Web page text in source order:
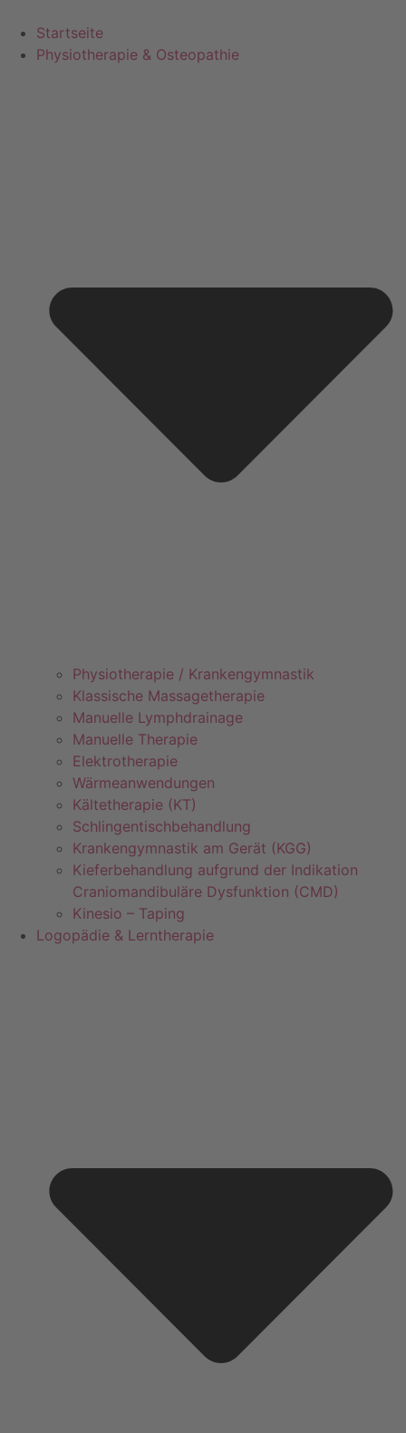
Startseite
Physiotherapie & Osteopathie
Physiotherapie / Krankengymnastik
Klassische Massagetherapie
Manuelle Lymphdrainage
Manuelle Therapie
Elektrotherapie
Wärmeanwendungen
Kältetherapie (KT)
Schlingentischbehandlung
Krankengymnastik am Gerät (KGG)
Kieferbehandlung aufgrund der Indikation
Craniomandibuläre Dysfunktion (CMD)
Kinesio – Taping
Logopädie & Lerntherapie